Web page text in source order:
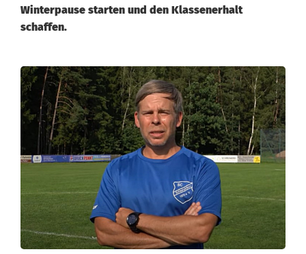
Winterpause starten und den Klassenerhalt
schaffen.
S
C
c
w
a